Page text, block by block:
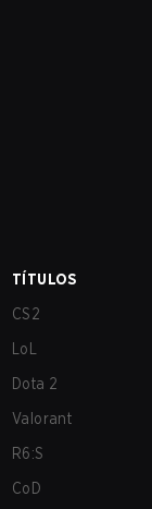
TÍTULOS
CS2
LoL
Dota 2
Valorant
R6:S
CoD